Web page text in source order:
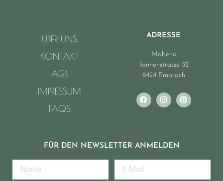
ÜBER UNS
KONTAKT
AGB
IMPRESSUM
FAQS
ADRESSE
Mabeno
Tannenstrasse 52
8424 Embrach
FÜR DEN NEWSLETTER ANMELDEN